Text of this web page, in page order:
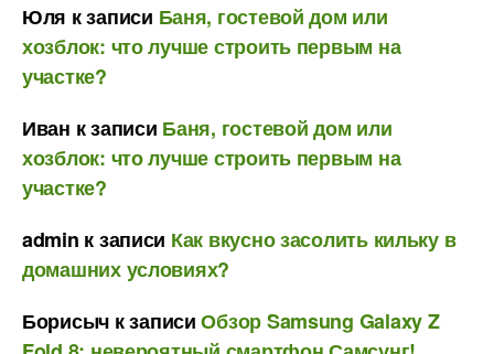
Юля к записи Баня, гостевой дом или
хозблок: что лучше строить первым на
участке?
Иван к записи Баня, гостевой дом или
хозблок: что лучше строить первым на
участке?
admin к записи Как вкусно засолить кильку в
домашних условиях?
Борисыч к записиОбзор Samsung Galaxy Z